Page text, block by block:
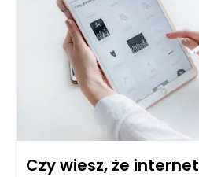
Czy wiesz, że internet